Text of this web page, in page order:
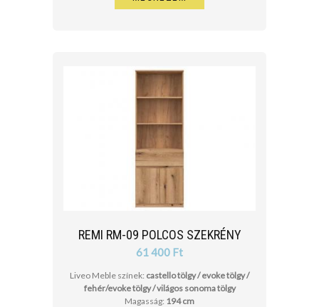
REMI RM-09 POLCOS SZEKRÉNY
61 400 Ft
Liveo Meble színek: castello tölgy / evoke tölgy /
fehér/evoke tölgy / világos sonoma tölgy
Magasság: 194 cm